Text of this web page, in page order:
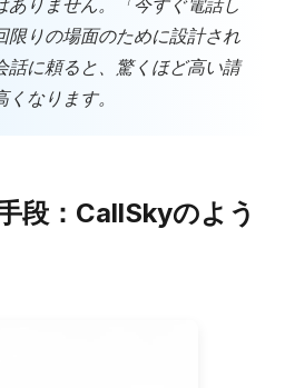
ありません。「今すぐ電話し
限りの場面のために設計され
話に頼ると、驚くほど高い請
なります。
段：CallSkyのよう